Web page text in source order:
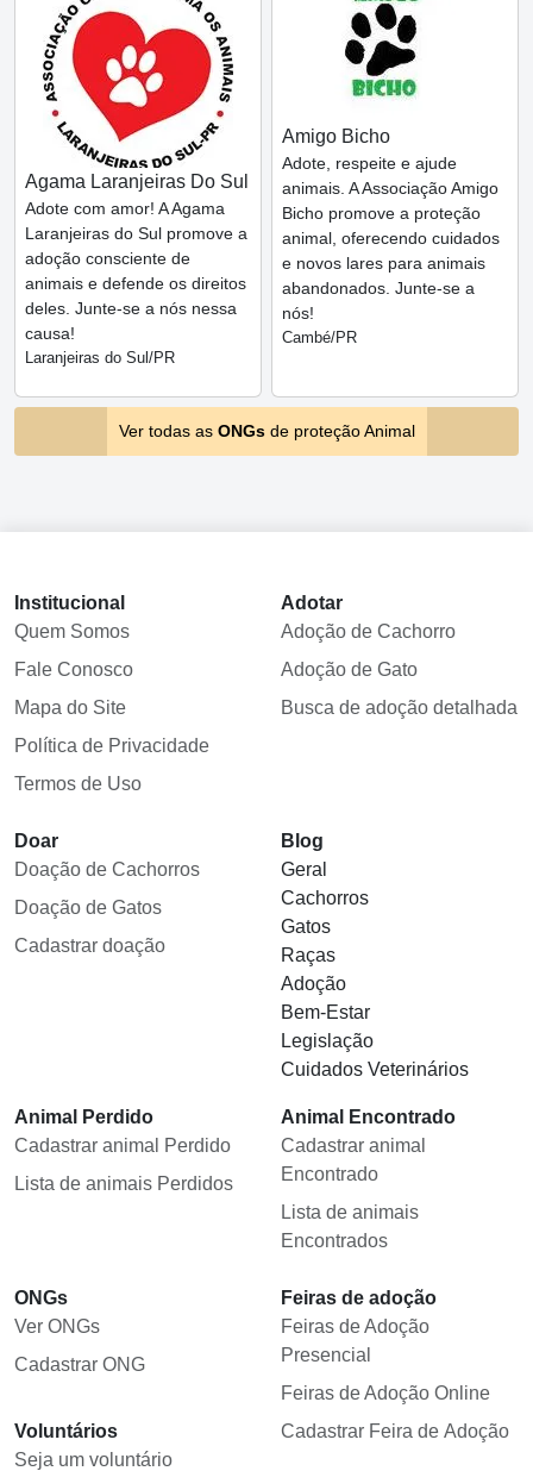
Agama Laranjeiras Do Sul
Adote com amor! A Agama
Laranjeiras do Sul promove a
adoção consciente de
animais e defende os direitos
deles. Junte-se a nós nessa
causa!
Laranjeiras do Sul/PR
Amigo Bicho
Adote, respeite e ajude
animais. A Associação Amigo
Bicho promove a proteção
animal, oferecendo cuidados
e novos lares para animais
abandonados. Junte-se a
nós!
Cambé/PR
Ver todas as ONGsde proteção Animal
Institucional
Quem Somos
Fale Conosco
Mapa do Site
Política de Privacidade
Termos de Uso
Adotar
Adoção de Cachorro
Adoção de Gato
Busca de adoção detalhada
Doar
Doação de Cachorros
Doação de Gatos
Cadastrar doação
Blog
Geral
Cachorros
Gatos
Raças
Adoção
Bem-Estar
Legislação
Cuidados Veterinários
Animal Perdido
Cadastrar animal Perdido
Lista de animais Perdidos
Animal Encontrado
Cadastrar animal
Encontrado
Lista de animais
Encontrados
ONGs
Ver ONGs
Cadastrar ONG
Voluntários
Seja um voluntário
Feiras de adoção
Feiras de Adoção
Presencial
Feiras de Adoção Online
Cadastrar Feira de Adoção